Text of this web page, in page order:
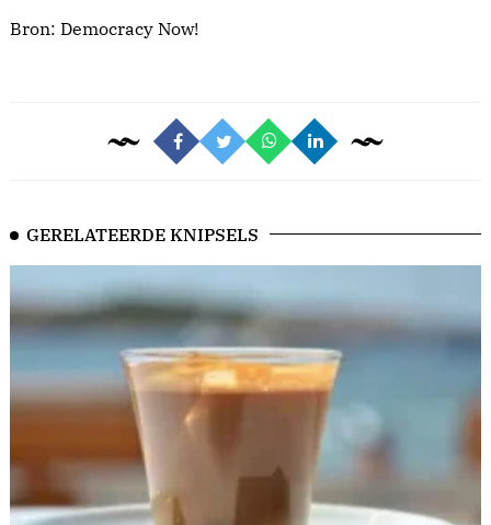
Bron: Democracy Now!
GERELATEERDE KNIPSELS